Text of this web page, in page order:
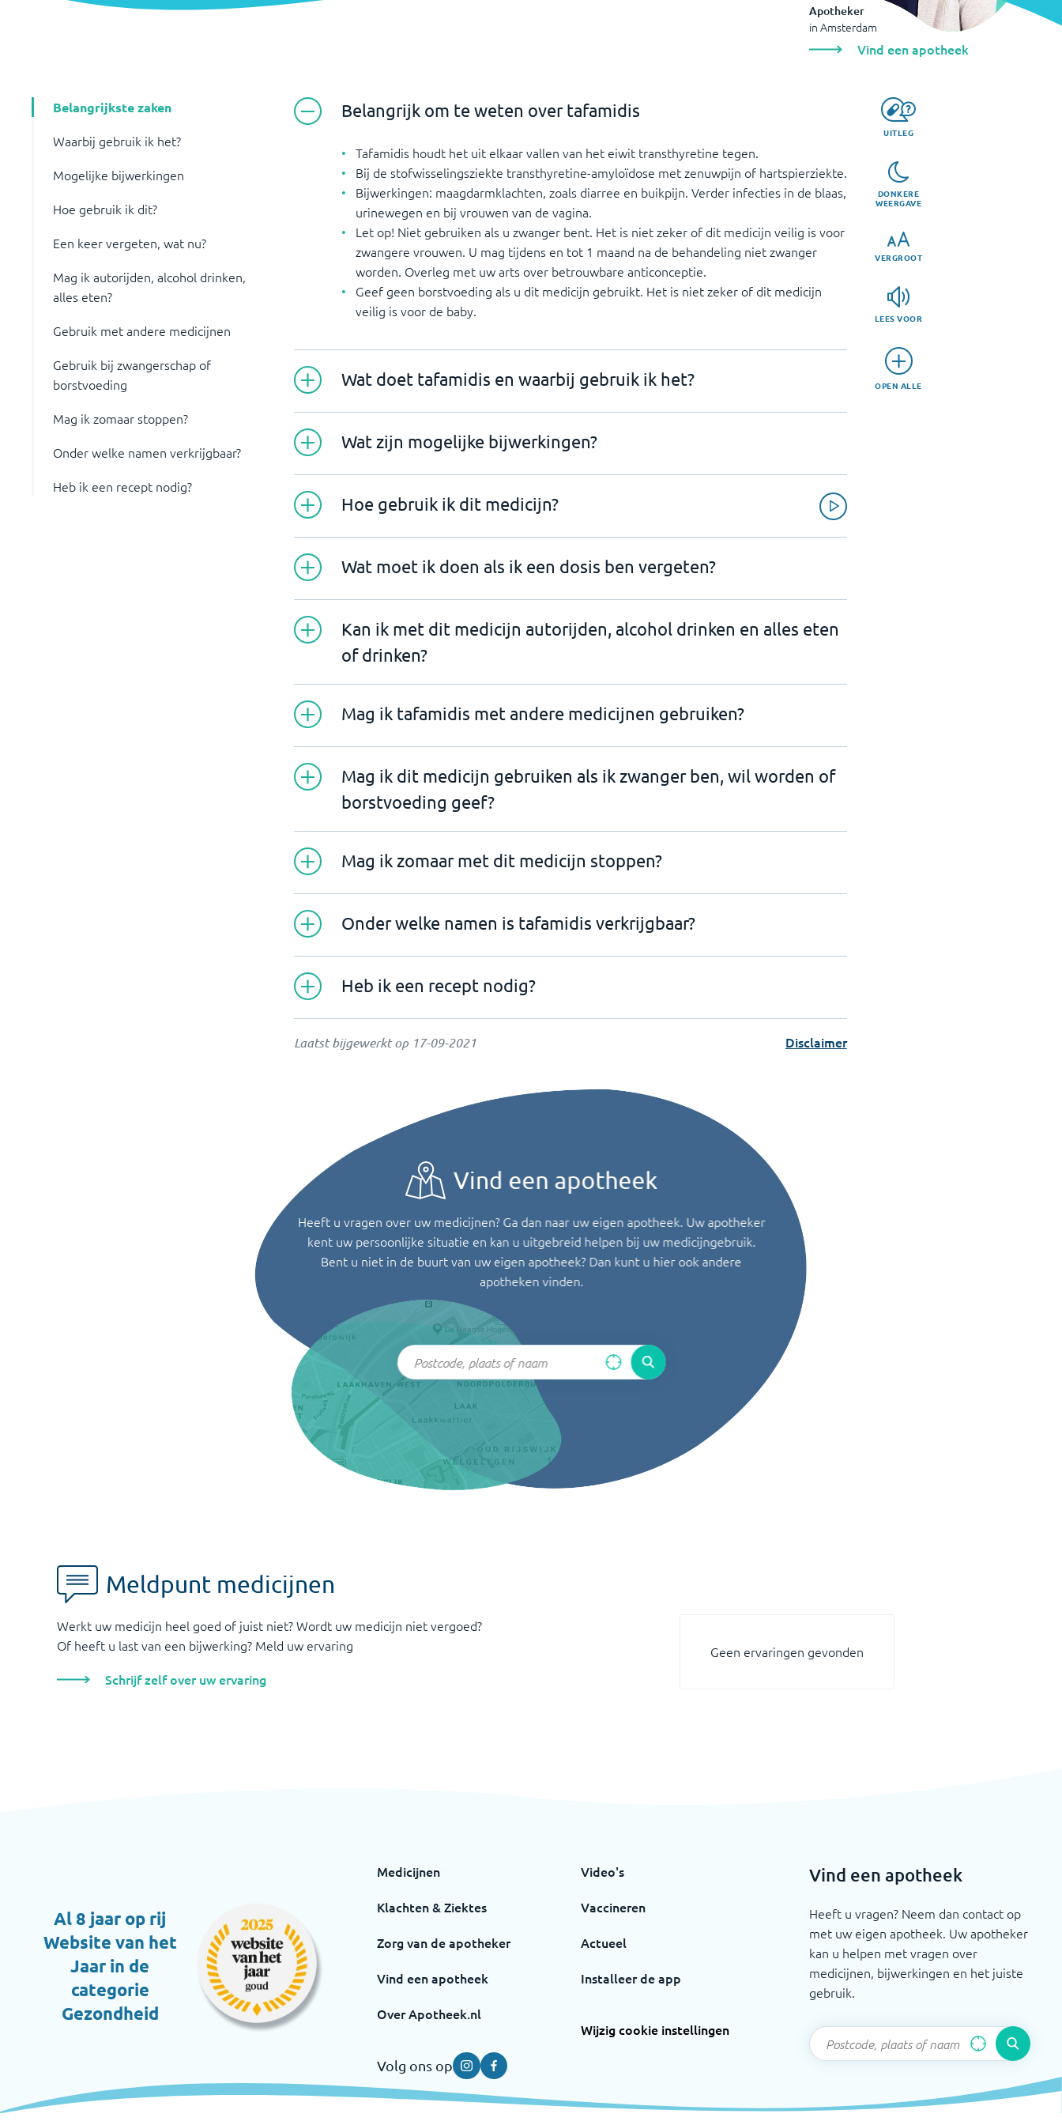
Apotheker
in Amsterdam
Vind een apotheek
Belangrijkste zaken
Waarbij gebruik ik het?
Mogelijke bijwerkingen
Hoe gebruik ik dit?
Een keer vergeten, wat nu?
Mag ik autorijden, alcohol drinken,
alles eten?
Gebruik met andere medicijnen
Gebruik bij zwangerschap of
borstvoeding
Mag ik zomaar stoppen?
Onder welke namen verkrijgbaar?
Heb ik een recept nodig?
UITLEG
DONKERE
WEERGAVE
VERGROOT
LEES VOOR
OPEN ALLE
Belangrijk om te weten over tafamidis
Tafamidis houdt het uit elkaar vallen van het eiwit transthyretine tegen.
Bij de stofwisselingsziekte transthyretine-amyloïdose met zenuwpijn of hartspierziekte.
Bijwerkingen: maagdarmklachten, zoals diarree en buikpijn. Verder infecties in de blaas,
urinewegen en bij vrouwen van de vagina.
Let op! Niet gebruiken als u zwanger bent. Het is niet zeker of dit medicijn veilig is voor
zwangere vrouwen. U mag tijdens en tot 1 maand na de behandeling niet zwanger
worden. Overleg met uw arts over betrouwbare anticonceptie.
Geef geen borstvoeding als u dit medicijn gebruikt. Het is niet zeker of dit medicijn
veilig is voor de baby.
Wat doet tafamidis en waarbij gebruik ik het?
Wat zijn mogelijke bijwerkingen?
Hoe gebruik ik dit medicijn?
Wat moet ik doen als ik een dosis ben vergeten?
Kan ik met dit medicijn autorijden, alcohol drinken en alles eten
of drinken?
Mag ik tafamidis met andere medicijnen gebruiken?
Mag ik dit medicijn gebruiken als ik zwanger ben, wil worden of
borstvoeding geef?
Mag ik zomaar met dit medicijn stoppen?
Onder welke namen is tafamidis verkrijgbaar?
Heb ik een recept nodig?
Laatst bijgewerkt op 17-09-2021 Disclaimer
Vind een apotheek
Heeft u vragen over uw medicijnen? Ga dan naar uw eigen apotheek. Uw apotheker
kent uw persoonlijke situatie en kan u uitgebreid helpen bij uw medicijngebruik.
Bent u niet in de buurt van uw eigen apotheek? Dan kunt u hier ook andere
apotheken vinden.
Meldpunt medicijnen
Werkt uw medicijn heel goed of juist niet? Wordt uw medicijn niet vergoed?
Of heeft u last van een bijwerking? Meld uw ervaring
Schrijf zelf over uw ervaring
Geen ervaringen gevonden
Al 8 jaar op rij
Website van het
Jaar in de
categorie
Gezondheid
Medicijnen
Klachten & Ziektes
Zorg van de apotheker
Vind een apotheek
Over Apotheek.nl
Video's
Vaccineren
Actueel
Installeer de app
Wijzig cookie instellingen
Volg ons op InstagramFacebook
Vind een apotheek
Heeft u vragen? Neem dan contact op
met uw eigen apotheek. Uw apotheker
kan u helpen met vragen over
medicijnen, bijwerkingen en het juiste
gebruik.